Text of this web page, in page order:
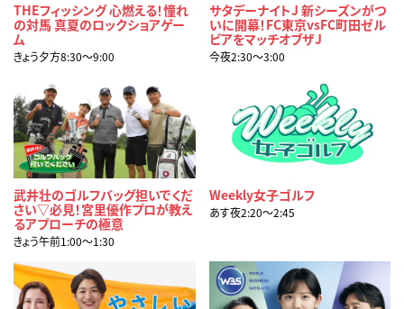
THEフィッシング 心燃える！憧れ
の対馬 真夏のロックショアゲー
ム
きょう夕方8:30〜9:00
サタデーナイトJ 新シーズンがつ
いに開幕！FC東京vsFC町田ゼル
ビアをマッチオブザJ
今夜2:30〜3:00
武井壮のゴルフバッグ担いでくだ
さい▽必見！宮里優作プロが教え
るアプローチの極意
きょう午前1:00〜1:30
Weekly女子ゴルフ
あす夜2:20〜2:45